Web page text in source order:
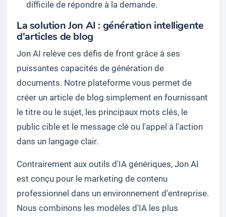
difficile de répondre à la demande.
La solution Jon AI : génération intelligente
d'articles de blog
Jon AI relève ces défis de front grâce à ses
puissantes capacités de génération de
documents. Notre plateforme vous permet de
créer un article de blog simplement en fournissant
le titre ou le sujet, les principaux mots clés, le
public cible et le message clé ou l'appel à l'action
dans un langage clair.
Contrairement aux outils d'IA génériques, Jon AI
est conçu pour le marketing de contenu
professionnel dans un environnement d'entreprise.
Nous combinons les modèles d'IA les plus